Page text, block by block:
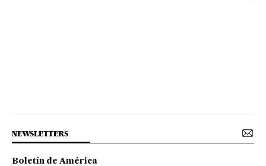
NEWSLETTERS
Boletín de América